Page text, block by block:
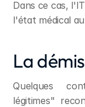
Dans ce cas,
l'état médical
La
Quelques
légitimes"